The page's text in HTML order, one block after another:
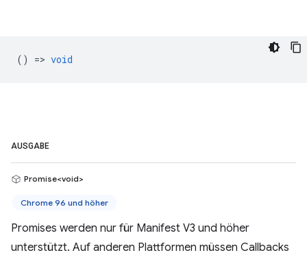
() => void
AUSGABE
Promise<void>
Chrome 96 und höher
Promises werden nur für Manifest V3 und höher
unterstützt. Auf anderen Plattformen müssen Callbacks